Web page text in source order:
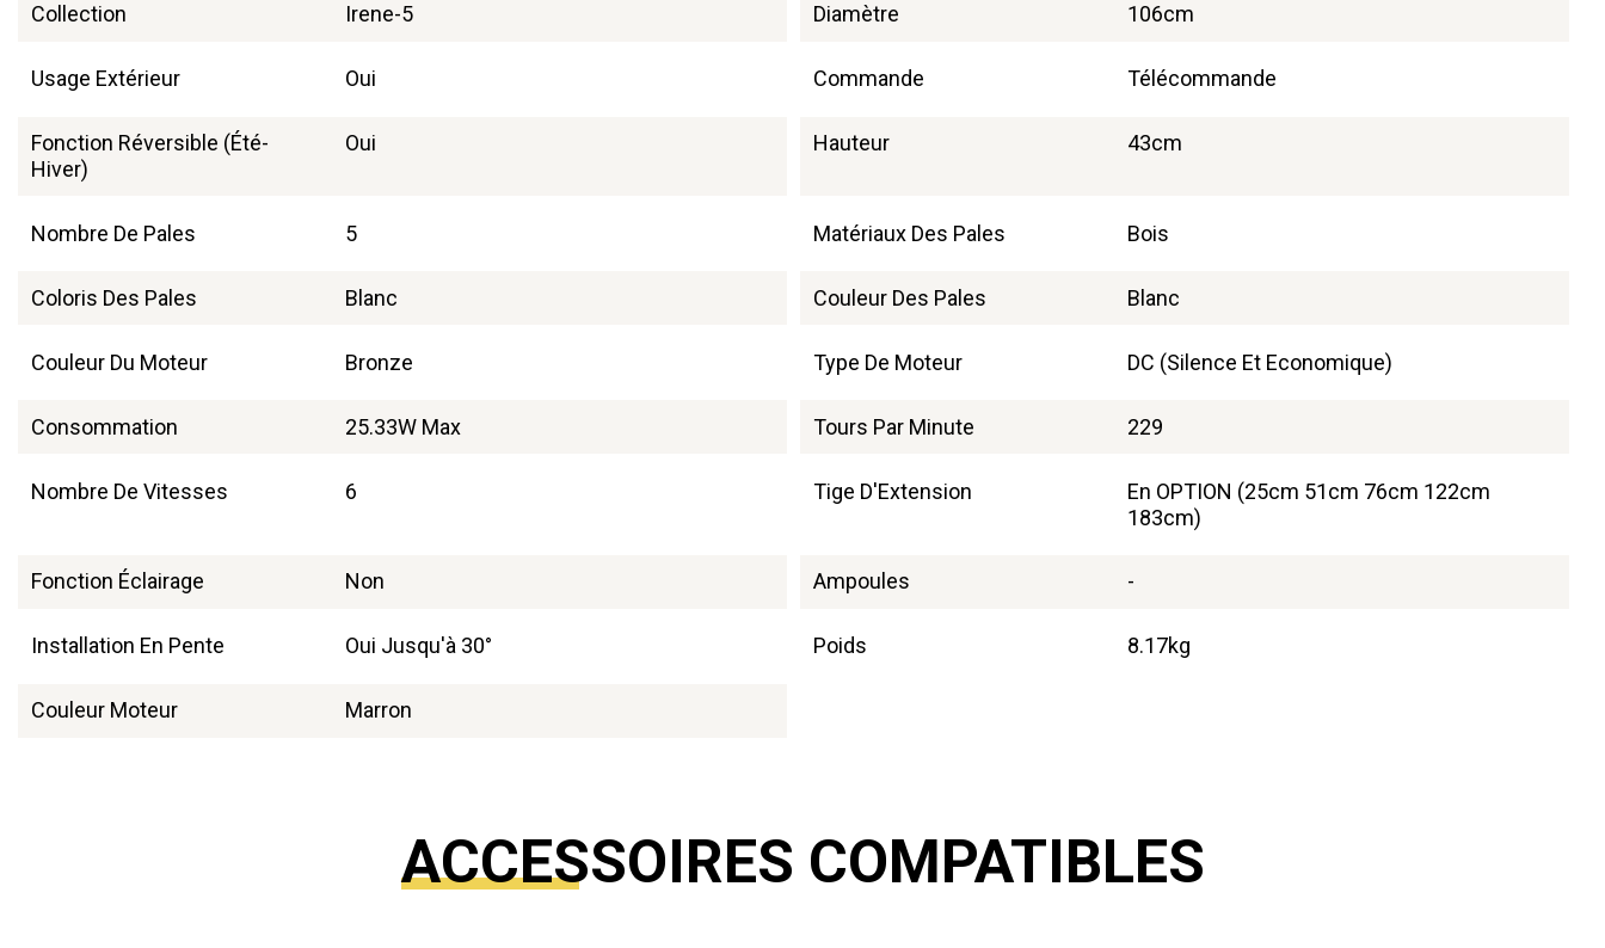
Collection Irene-5 Diamètre 106cm
Usage Extérieur Oui Commande Télécommande
Fonction Réversible (été-
Hiver)
Oui Hauteur 43cm
Nombre De Pales 5 Matériaux Des Pales Bois
Coloris Des Pales Blanc Couleur Des Pales Blanc
Couleur Du Moteur Bronze Type De Moteur DC (Silence Et Economique)
Consommation 25.33W Max Tours Par Minute 229
Nombre De Vitesses 6 Tige D'Extension
En OPTION (25cm 51cm 76cm 122cm
183cm)
Fonction Éclairage Non Ampoules -
Installation En Pente Oui Jusqu'à 30° Poids 8.17kg
Couleur Moteur Marron
ACCESSOIRES COMPATIBLES